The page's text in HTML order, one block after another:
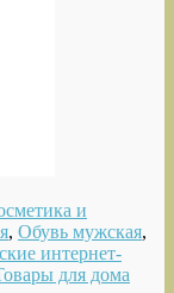
и
, Обувь мужская,
интернет-
для дома